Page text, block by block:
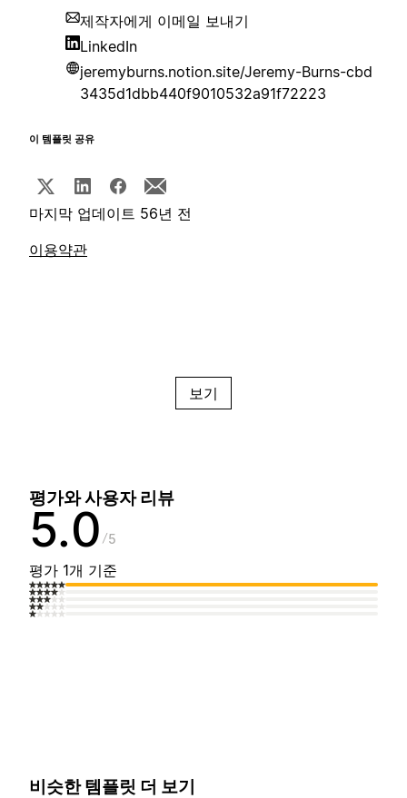
제작자에게 이메일 보내기
LinkedIn
jeremyburns.notion.site/Jeremy-Burns-cbd
3435d1dbb440f9010532a91f72223
이 템플릿 공유
마지막 업데이트 56년 전
이용약관
보기
평가와 사용자 리뷰
5.0 5
평가 1개 기준
비슷한 템플릿 더 보기